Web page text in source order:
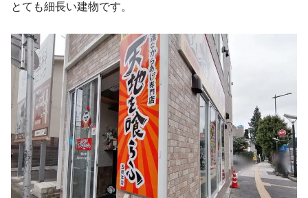
とても細長い建物です。